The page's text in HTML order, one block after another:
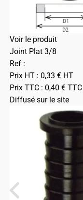
Voir le produit
Joint Plat 3/8
Ref :
Prix HT : 0,33 € HT
Prix TTC : 0,40 € TTC
Diffusé sur le site